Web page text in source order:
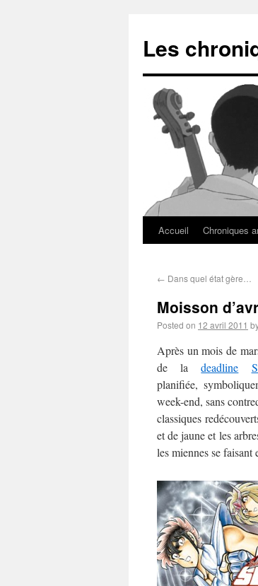
Les
Accueil Chroniques
← Dans quel état gère…
Moisson
Posted on 12 avril 2011
Après un mois de
de ladeadline
planifiée,
week-end, sans
classiques
et de jaune et les
les miennes se faisant